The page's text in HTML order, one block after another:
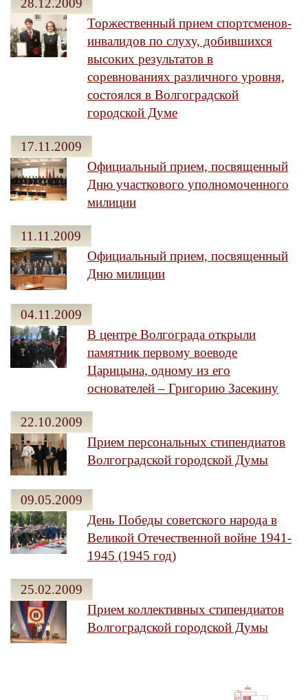
28.12.2009
Торжественный прием спортсменов-
инвалидов по слуху, добившихся
высоких результатов в
соревнованиях различного уровня,
состоялся в Волгоградской
городской Думе
17.11.2009
Официальный прием, посвященный
Дню участкового уполномоченного
милиции
11.11.2009
Официальный прием, посвященный
Дню милиции
04.11.2009
В центре Волгограда открыли
памятник первому воеводе
Царицына, одному из его
основателей – Григорию Засекину
22.10.2009
Прием персональных стипендиатов
Волгоградской городской Думы
09.05.2009
День Победы советского народа в
Великой Отечественной войне 1941-
1945 (1945 год)
25.02.2009
Прием коллективных стипендиатов
Волгоградской городской Думы